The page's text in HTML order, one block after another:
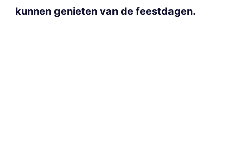
kunnen genieten van de feestdagen.